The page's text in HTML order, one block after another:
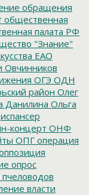
обращения
общественная
палата РФ
"Знание"
ЕАО
Овчинников
ОГЭ ОДН
район Олег
Данилина Ольга
концерт ОНФ
ОПГ операция
опрос
власти